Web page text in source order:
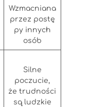
Wzmacniana
przez postę
py innych
osób
Silne
poczucie,
że trudności
są ludzkie